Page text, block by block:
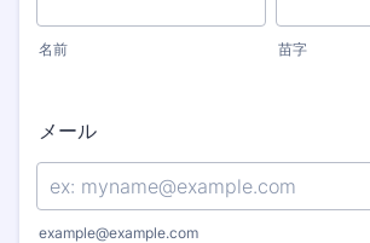
名前 苗字
メール
example@example.com